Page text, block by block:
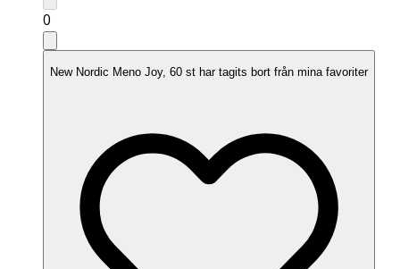
0
New Nordic Meno Joy, 60 st har tagits bort från mina favoriter